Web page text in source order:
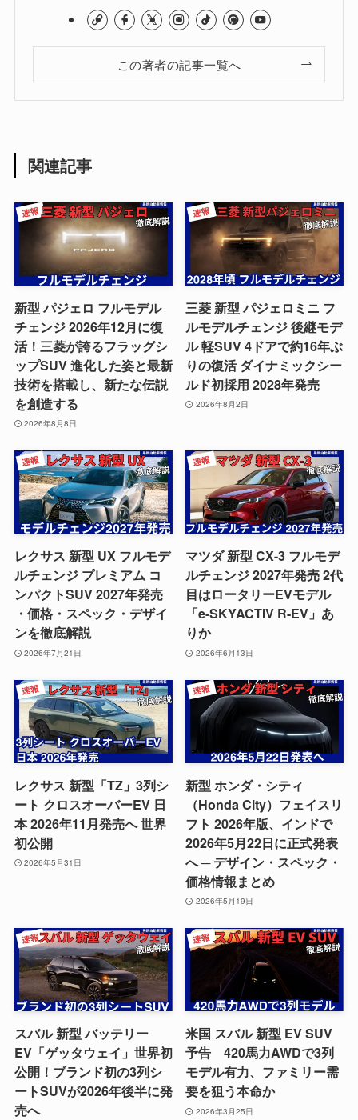
この著者の記事一覧へ
関連記事
新型 パジェロ フルモデル
チェンジ 2026年12月に復
活！三菱が誇るフラッグシ
ップSUV 進化した姿と最新
技術を搭載し、新たな伝説
を創造する
2026年8月8日
三菱 新型 パジェロミニ フ
ルモデルチェンジ 後継モデ
ル 軽SUV 4ドアで約16年ぶ
りの復活 ダイナミックシー
ルド初採用 2028年発売
2026年8月2日
レクサス 新型 UX フルモデ
ルチェンジ プレミアム コ
ンパクトSUV 2027年発売
・価格・スペック・デザイ
ンを徹底解説
2026年7月21日
マツダ 新型 CX-3 フルモデ
ルチェンジ 2027年発売 2代
目はロータリーEVモデル
「e-SKYACTIV R-EV」あ
りか
2026年6月13日
レクサス 新型「TZ」3列シ
ート クロスオーバーEV 日
本 2026年11月発売へ 世界
初公開
2026年5月31日
新型 ホンダ・シティ
（Honda City）フェイスリ
フト 2026年版、インドで
2026年5月22日に正式発表
へ ─ デザイン・スペック・
価格情報まとめ
2026年5月19日
スバル 新型 バッテリー
EV「ゲッタウェイ」世界初
公開！ブランド初の3列シ
ートSUVが2026年後半に発
売へ
米国 スバル 新型 EV SUV
予告 420馬力AWDで3列
モデル有力、ファミリー需
要を狙う本命か
2026年3月25日